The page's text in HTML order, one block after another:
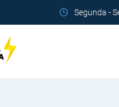
Segunda -